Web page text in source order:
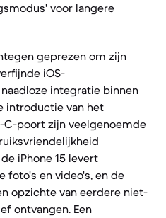
voor langere
geprezen om zijn
iOS-
integratie binnen
introductie van het
C-poort zijn veelgenoemde
iPhone 15 levert
foto's en video's, en de
opzichte van eerdere niet-
ontvangen. Een